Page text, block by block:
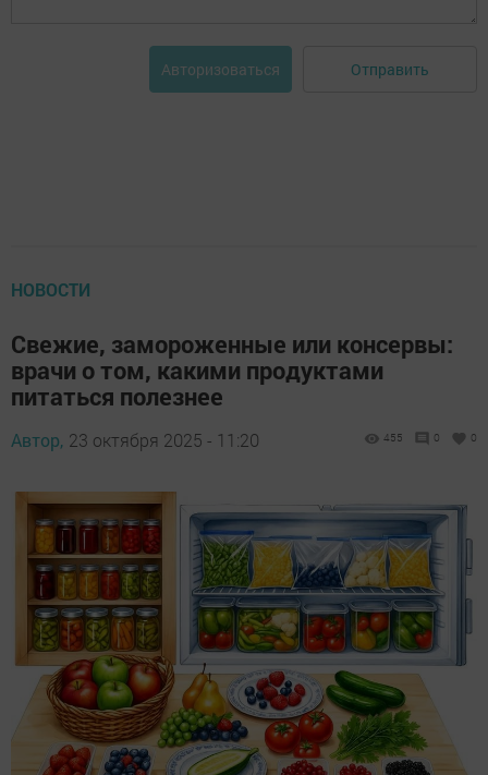
Авторизоваться Отправить
НОВОСТИ
Свежие, замороженные или консервы:
врачи о том, какими продуктами
питаться полезнее
Автор, 23 октября 2025 - 11:20 455 0 0